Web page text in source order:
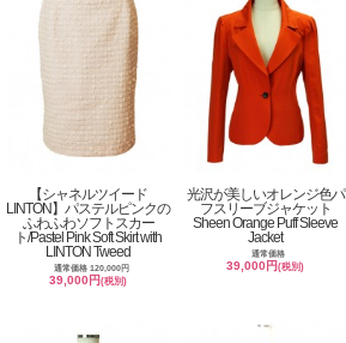
【シャネルツイード
LINTON】パステルピンクの
ふわふわソフトスカー
ト/Pastel Pink Soft Skirt with
LINTON Tweed
通常価格 120,000円
39,000円(税別)
光沢が美しいオレンジ色パ
フスリーブジャケット
Sheen Orange Puff Sleeve
Jacket
通常価格
39,000円(税別)